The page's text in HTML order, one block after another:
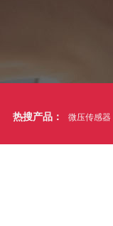
热搜产品： 微压传感器